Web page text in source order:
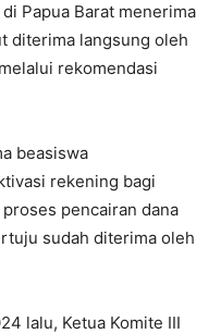
Papua Barat menerima
diterima langsung oleh
rekomendasi
beasiswa
rekening bagi
pencairan dana
sudah diterima oleh
lalu, Ketua Komite III